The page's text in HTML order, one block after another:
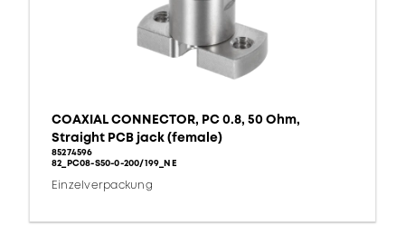
COAXIAL CONNECTOR, PC 0.8, 50 Ohm,
Straight PCB jack (female)
85274596
82_PC08-S50-0-200/199_NE
Einzelverpackung